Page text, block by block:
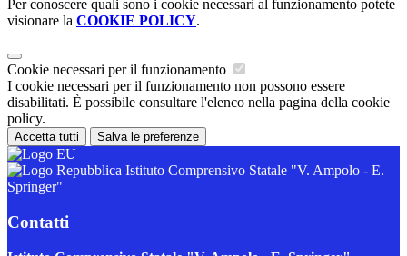
Per conoscere quali sono i cookie necessari al funzionamento potete
visionare la COOKIE POLICY.
Cookie necessari per il funzionamento
I cookie necessari per il funzionamento non possono essere
disabilitati. È possibile consultare l'elenco nella pagina della cookie
policy.
Accetta tutti Salva le preferenze
Istituto Comprensivo Statale "V. Ampolo - E.
Springer"
Contatti